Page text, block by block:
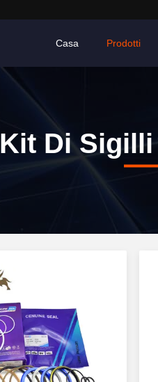
Casa Prodotti
Kit Di